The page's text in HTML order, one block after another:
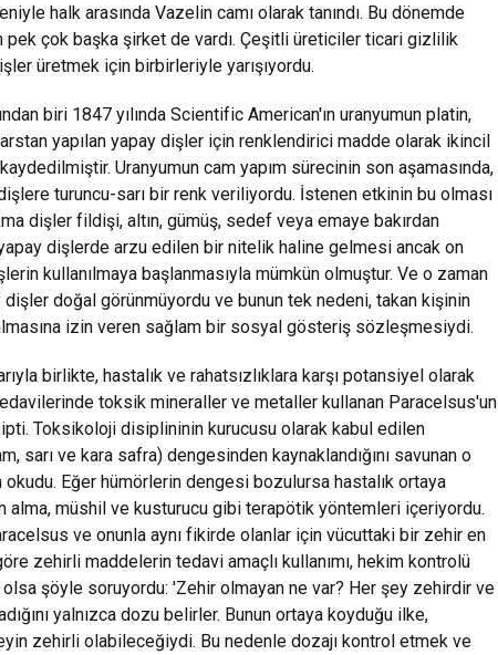
halk arasında Vazelin camı olarak tanındı. Bu dönemde
pek çok başka şirket de vardı. Çeşitli üreticiler ticari gizlilik
üretmek için birbirleriyle yarışıyordu.
biri 1847 yılında Scientific American'ın uranyumun platin,
yapılan yapay dişler için renklendirici madde olarak ikincil
Uranyumun cam yapım sürecinin son aşamasında,
turuncu-sarı bir renk veriliyordu. İstenen etkinin bu olması
dişler fildişi, altın, gümüş, sedef veya emaye bakırdan
dişlerde arzu edilen bir nitelik haline gelmesi ancak on
kullanılmaya başlanmasıyla mümkün olmuştur. Ve o zaman
doğal görünmüyordu ve bunun tek nedeni, takan kişinin
izin veren sağlam bir sosyal gösteriş sözleşmesiydi.
birlikte, hastalık ve rahatsızlıklara karşı potansiyel olarak
toksik mineraller ve metaller kullanan Paracelsus'un
Toksikoloji disiplininin kurucusu olarak kabul edilen
sarı ve kara safra) dengesinden kaynaklandığını savunan o
Eğer hümörlerin dengesi bozulursa hastalık ortaya
müshil ve kusturucu gibi terapötik yöntemleri içeriyordu.
ve onunla aynı fikirde olanlar için vücuttaki bir zehir en
zehirli maddelerin tedavi amaçlı kullanımı, hekim kontrolü
şöyle soruyordu: 'Zehir olmayan ne var? Her şey zehirdir ve
yalnızca dozu belirler. Bunun ortaya koyduğu ilke,
zehirli olabileceğiydi. Bu nedenle dozajı kontrol etmek ve